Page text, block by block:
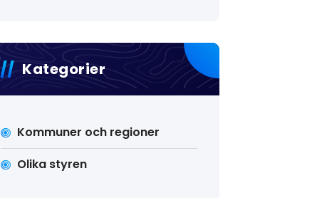
Kategorier
Kommuner och regioner
Olika styren